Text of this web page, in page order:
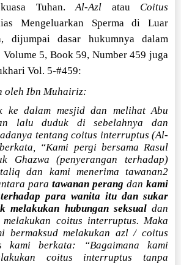
kuasa Tuhan.Al-Azl atau Coitus
Mengeluarkan Sperma di Luar
dijumpai dasar hukumnya dalam
5, Book 59, Number 459 juga
Vol. 5-#459:
oleh Ibn Muhairiz:
ke dalam mesjid dan melihat Abu
lalu duduk di sebelahnya dan
tentang coitus interruptus (Al-
“Kami pergi bersama Rasul
Ghazwa (penyerangan terhadap)
dan kami menerima tawanan2
para tawanan perang dan kami
para wanita itu dan sukar
melakukan hubungan seksualdan
coitus interruptus. Maka
bermaksud melakukan azl / coitus
kami berkata: “Bagaimana kami
coitus interruptus tanpa